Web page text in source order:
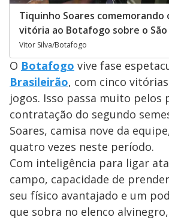
Tiquinho Soares comemorando
vitória ao Botafogo sobre o São
Vitor Silva/Botafogo
O Botafogo vive fase
Brasileirão, com cinco
jogos. Isso passa muito pelos
contratação do segundo
Soares, camisa nove da
quatro vezes neste período.
Com inteligência para ligar
campo, capacidade de
seu físico avantajado e um
que sobra no elenco